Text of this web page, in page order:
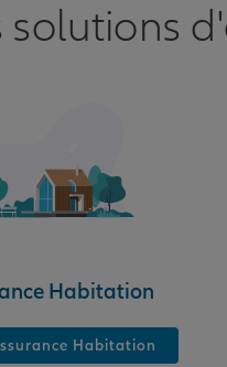
solutions
Habitation
Habitation